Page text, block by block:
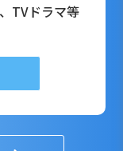
TVドラマ等